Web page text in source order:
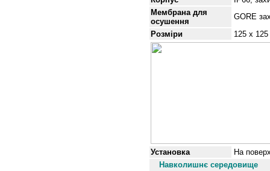
Мембрана для
осушення
GORE
Розміри
125 x
Установка
На
Навколишнє середовище